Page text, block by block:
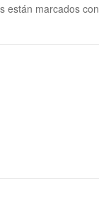
están marcados con